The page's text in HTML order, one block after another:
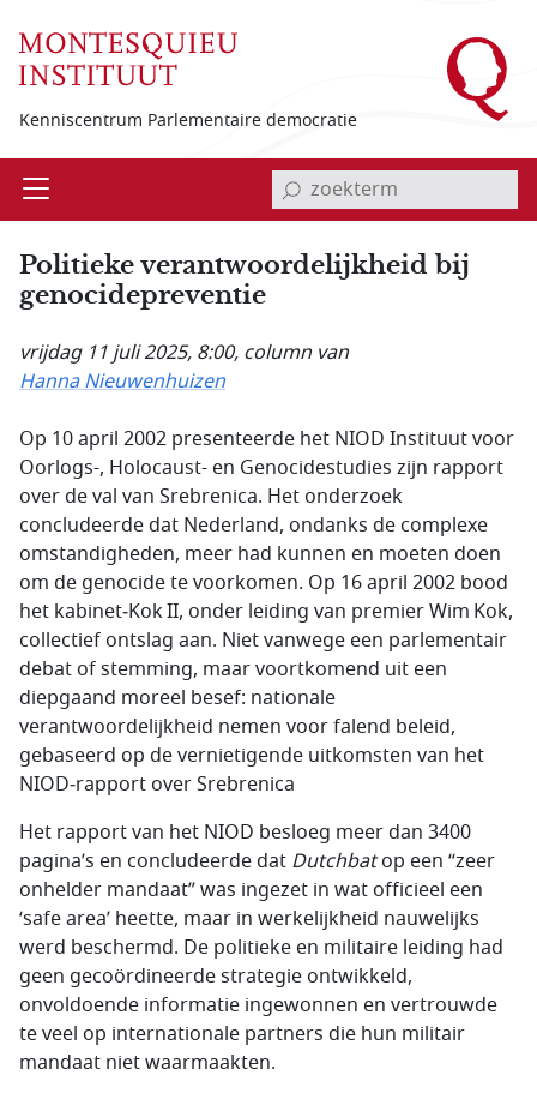
Kenniscentrum Parlementaire democratie
Open invoerveld zoekterm
Politieke verantwoordelijkheid bij
genocidepreventie
vrijdag 11 juli 2025, 8:00, column van
Hanna Nieuwenhuizen
Op 10 april 2002 presenteerde het NIOD Instituut voor
Oorlogs-, Holocaust- en Genocidestudies zijn rapport
over de val van Srebrenica. Het onderzoek
concludeerde dat Nederland, ondanks de complexe
omstandigheden, meer had kunnen en moeten doen
om de genocide te voorkomen. Op 16 april 2002 bood
het kabinet‑Kok II, onder leiding van premier Wim Kok,
collectief ontslag aan. Niet vanwege een parlementair
debat of stemming, maar voortkomend uit een
diepgaand moreel besef: nationale
verantwoordelijkheid nemen voor falend beleid,
gebaseerd op de vernietigende uitkomsten van het
NIOD‑rapport over Srebrenica
Het rapport van het NIOD besloeg meer dan 3400
pagina’s en concludeerde dat Dutchbatop een “zeer
onhelder mandaat” was ingezet in wat officieel een
‘safe area’ heette, maar in werkelijkheid nauwelijks
werd beschermd. De politieke en militaire leiding had
geen gecoördineerde strategie ontwikkeld,
onvoldoende informatie ingewonnen en vertrouwde
te veel op internationale partners die hun militair
mandaat niet waarmaakten.